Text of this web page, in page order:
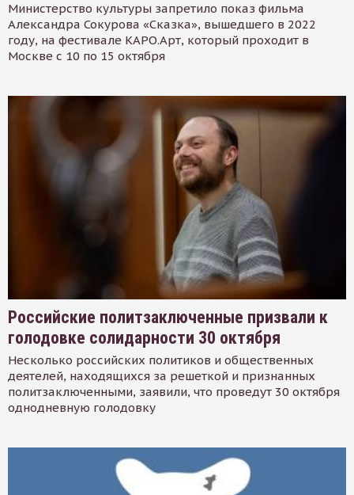
Министерство культуры запретило показ фильма
Александра Сокурова «Сказка», вышедшего в 2022
году, на фестивале КАРО.Арт, который проходит в
Москве с 10 по 15 октября
Российские политзаключенные призвали к
голодовке солидарности 30 октября
Несколько российских политиков и общественных
деятелей, находящихся за решеткой и признанных
политзаключенными, заявили, что проведут 30 октября
однодневную голодовку